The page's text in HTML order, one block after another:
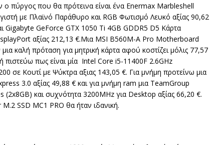
πύργος που θα πρότεινα είναι ένα Enermax Marbleshell
με Πλαϊνό Παράθυρο και RGB Φωτισμό Λευκό αξίας 90,62
Gigabyte GeForce GTX 1050 Ti 4GB GDDR5 D5 Κάρτα
αξίας 212,13 €.Μια MSI B560M-A Pro Motherboard
καλή πρόταση για μητρική κάρτα αφού κοστίζει μόλις 77,57
πιστεύω πως είναι μία Intel Core i5-11400F 2.6GHz
σε Κουτί με Ψύκτρα αξιας 143,05 €. Για μνήμη προτείνω μια
3.0 αξίας 49,88 € και για μνήμη ram μια TeamGroup
και συχνότητα 3200MHz για Desktop αξίας 66,20 €.
SSD MC1 PRO θα ήταν ιδανική.